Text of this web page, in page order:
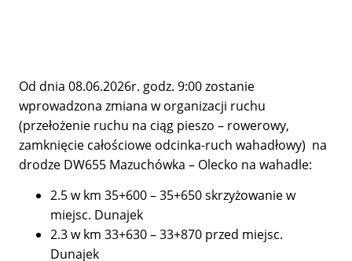
Od dnia 08.06.2026r. godz. 9:00 zostanie
wprowadzona zmiana w organizacji ruchu
(przełożenie ruchu na ciąg pieszo – rowerowy,
zamknięcie całościowe odcinka-ruch wahadłowy) na
drodze DW655 Mazuchówka – Olecko na wahadle:
2.5 w km 35+600 – 35+650 skrzyżowanie w
miejsc. Dunajek
2.3 w km 33+630 – 33+870 przed miejsc.
Dunajek